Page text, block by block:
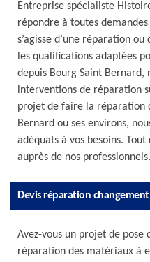
Entreprise spécialiste
répondre à toutes
s’agisse d’une réparation
les qualifications adaptées
depuis Bourg Saint Bernard,
interventions de réparation
projet de faire la réparation
Bernard ou ses environs,
adéquats à vos besoins.
auprès de nos professionnels.
Devis réparation
Avez-vous un projet de
réparation des matériaux à